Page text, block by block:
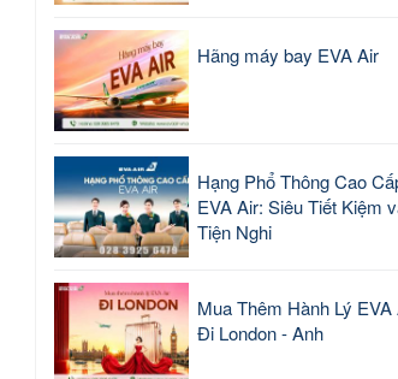
Hãng máy bay EVA Air
Hạng Phổ Thông Cao
EVA Air: Siêu Tiết Kiệm
Tiện Nghi
Mua Thêm Hành Lý EVA
Đi London - Anh